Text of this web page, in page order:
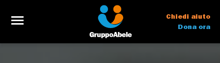
Chiedi aiuto
Dona ora